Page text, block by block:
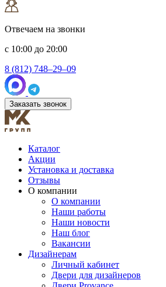
Отвечаем на звонки
с 10:00 до 20:00
8 (812) 748–29–09
Заказать звонок
Каталог
Акции
Установка и доставка
Отзывы
О компании
О компании
Наши работы
Наши новости
Наш блог
Вакансии
Дизайнерам
Личный кабинет
Двери для дизайнеров